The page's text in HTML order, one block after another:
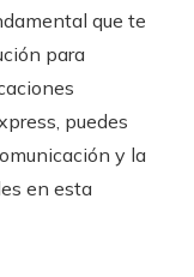
que te
para
puedes
y la
en esta